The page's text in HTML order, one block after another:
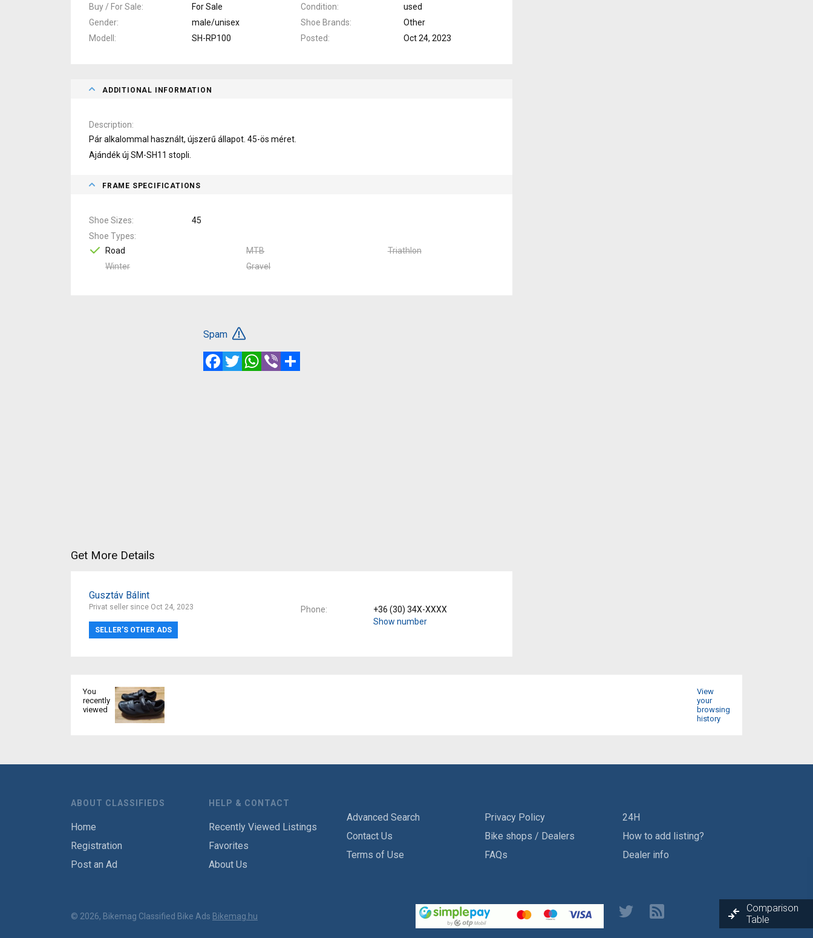
Buy / For Sale For Sale Condition
used
Gender
male/unisex Shoe Brands
Other
Modell
SH-RP100 Posted Oct 24, 2023
ADDITIONAL INFORMATION
Description
Pár alkalommal használt, újszerű állapot. 45-ös méret.
Ajándék új SM-SH11 stopli.
FRAME SPECIFICATIONS
Shoe Sizes
45
Shoe Types
Road
MTB
Triathlon
Winter
Gravel
Spam
FacebookTwitterWhatsApp
Viber
Get More Details
Gusztáv Bálint
Privat seller since Oct 24, 2023
SELLER’S OTHER ADS
Phone
+36 (30) 34X-XXXX
Show number
You
recently
viewed
View
your
browsing
history
ABOUT CLASSIFIEDS
Home
Registration
Post an Ad
HELP & CONTACT
Recently Viewed Listings
Favorites
About Us
Advanced Search
Contact Us
Terms of Use
Privacy Policy
Bike shops / Dealers
FAQs
24H
How to add listing?
Dealer info
© 2026, Bikemag Classified Bike Ads Bikemag.hu
Comparison
Table